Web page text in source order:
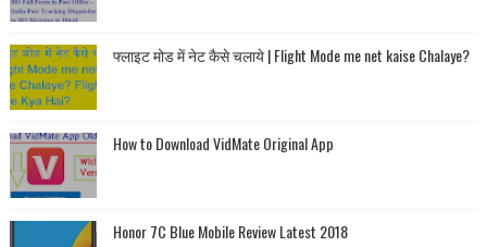
फ्लाइट मोड में नेट कैसे चलाये | Flight Mode me net kaise Chalaye?
How to Download VidMate Original App
Honor 7C Blue Mobile Review Latest 2018